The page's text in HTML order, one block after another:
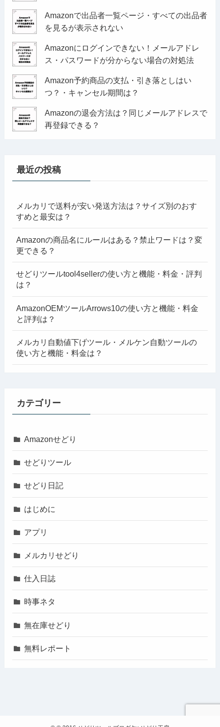
Amazonで出品者一覧ページ・すべての出品者
を見るが表示されない
Amazonにログインできない！メールアドレ
ス・パスワードが分からない場合の対処法
Amazon予約商品の支払・引き落としはい
つ？・キャンセル期間は？
Amazonの退会方法は？同じメールアドレスで
再登録できる？
最近の投稿
メルカリで送料が安い発送方法は？サイズ別のおす
すめと最安は？
Amazonの商品名にルールはある？禁止ワードは？変
更できる？
せどりツールtool4sellerの使い方と機能・料金・評判
は？
AmazonOEMツールArrows10の使い方と機能・料金
と評判は？
メルカリ自動値下げツール・メルケン自動ツールの
使い方と機能・料金は？
カテゴリー
Amazonせどり
せどりツール
せどり日記
はじめに
アプリ
メルカリせどり
仕入日誌
時事ネタ
無在庫せどり
無料レポート